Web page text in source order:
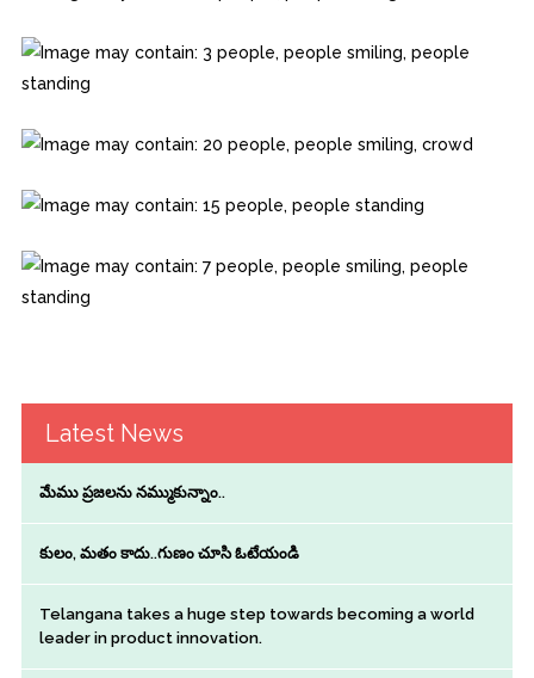
Latest News
మేము ప్రజలను నమ్ముకున్నాం..
కులం, మతం కాదు..గుణం చూసి ఓటేయండి
Telangana takes a huge step towards becoming a world
leader in product innovation.